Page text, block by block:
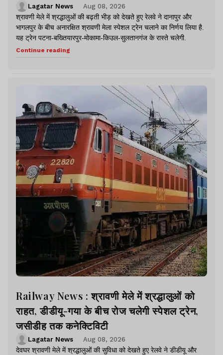
Lagatar News
Aug 08, 2026
श्रावणी मेले में श्रद्धालुओं की बढ़ती भीड़ को देखते हुए रेलवे ने दानापुर और
भागलपुर के बीच अनारक्षित श्रावणी मेला स्पेशल ट्रेन चलाने का निर्णय लिया है.
यह ट्रेन पटना-बख्तियारपुर-मोकामा-किउल-सुलतानगंज के रास्ते चलेगी.
Continue reading
Railway News : श्रावणी मेले में श्रद्धालुओं को
राहत, डीडीयू-गया के बीच रोज चलेगी स्पेशल ट्रेन,
जसीडीह तक कनेक्टिविटी
Lagatar News
Aug 08, 2026
देवघर श्रावणी मेले में श्रद्धालुओं की सुविधा को देखते हुए रेलवे ने डीडीयू और